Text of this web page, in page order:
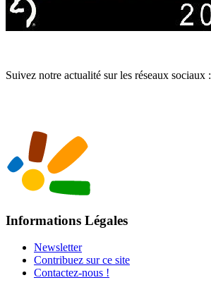
Suivez notre actualité sur les réseaux sociaux :
Informations Légales
Newsletter
Contribuez sur ce site
Contactez-nous !